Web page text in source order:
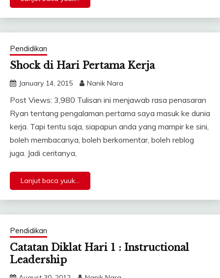
Pendidikan
Shock di Hari Pertama Kerja
January 14, 2015 Nanik Nara
Post Views: 3,980 Tulisan ini menjawab rasa penasaran
Ryan tentang pengalaman pertama saya masuk ke dunia
kerja. Tapi tentu saja, siapapun anda yang mampir ke sini,
boleh membacanya, boleh berkomentar, boleh reblog
juga. Jadi ceritanya,
Lanjut baca yuuk...
Pendidikan
Catatan Diklat Hari 1 : Instructional
Leadership